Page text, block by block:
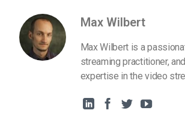
Max Wilbert
Max Wilbert is a
streaming practitioner,
expertise in the video